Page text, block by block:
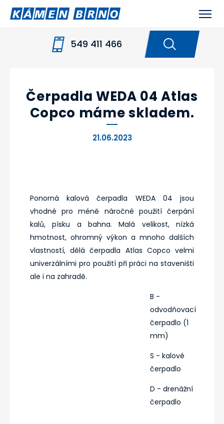
549 411 466
NOVINKY
ČERPADLA WEDA 04 ATLAS
Čerpadla WEDA 04 Atlas
Copco máme skladem.
21.06.2023
Ponorná kalová čerpadla WEDA 04 jsou
vhodné pro méně náročné použití čerpání
kalů, písku a bahna. Malá velikost, nízká
hmotnost, ohromný výkon a mnoho dalších
vlastností, dělá čerpadla Atlas Copco velmi
univerzálními pro použití při práci na staveništi
ale i na zahradě.
B -
odvodňovací
čerpadlo (1
mm)
S - kalové
čerpadlo
D - drenážní
čerpadlo